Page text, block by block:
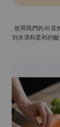
使用我們的 AI 音
到水滴和柔和的